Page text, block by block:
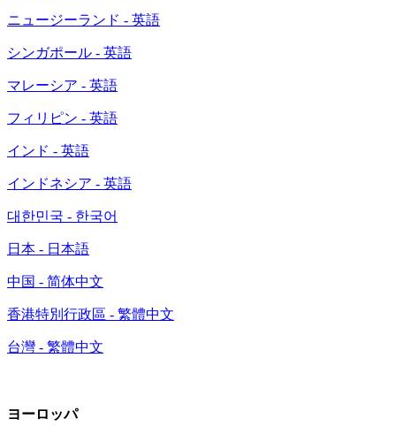
ニュージーランド - 英語
シンガポール - 英語
マレーシア - 英語
フィリピン - 英語
インド - 英語
インドネシア - 英語
대한민국 - 한국어
日本 - 日本語
中国 - 简体中文
香港特別行政區 - 繁體中文
台灣 - 繁體中文
ヨーロッパ